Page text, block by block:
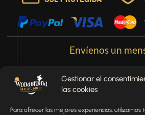
Gestionar el
las cookies
Para ofrecer las mejores experiencias, utilizamos
Envíenos un
con tu pedido? Estamos aquí para